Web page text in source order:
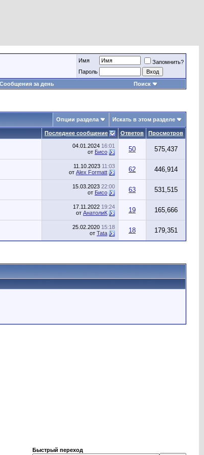
Имя
Запомнить?
Пароль
Сообщения за день Поиск
Опции раздела Искать в этом разделе
Последнее сообщение Ответов Просмотров
04.01.2024 16:01
от Бисо 50 575,437
11.10.2023 11:03
от Alex Formatt 62 446,914
15.03.2023 22:00
от Бисо 63 531,515
17.11.2022 19:24
от АнатолиК 19 165,666
25.02.2020 15:18
от Tata 18 179,351
Быстрый переход